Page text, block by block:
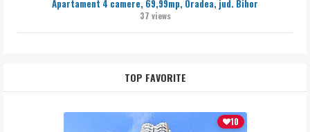
Apartament 4 camere, 69,99mp, Oradea, jud. Bihor
37 views
TOP FAVORITE
10